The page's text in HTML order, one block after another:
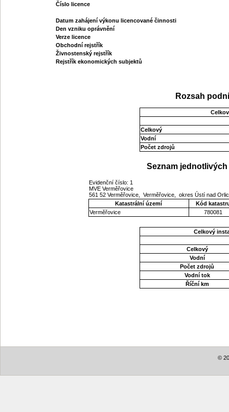
Číslo licence
Datum zahájení výkonu licencované činnosti
Den vzniku oprávnění
Verze licence
Obchodní rejstřík
Živnostenský rejstřík
Rejstřík ekonomických subjektů
Rozsah
Celkový
Vodní
Počet zdrojů
Seznam
Evidenční číslo: 1
MVE Verměřovice
561 52 Verměřovice, Verměřovice, okres Ústí nad
Katastrální území
Kód
Verměřovice
780081
Celkový
Celkový
Vodní
Počet zdrojů
Vodní tok
Říční km
©